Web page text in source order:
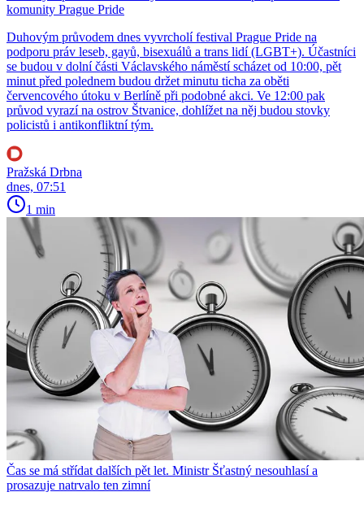
komunity Prague Pride
Duhovým průvodem dnes vyvrcholí festival Prague Pride na
podporu práv leseb, gayů, bisexuálů a trans lidí (LGBT+). Účastníci
se budou v dolní části Václavského náměstí scházet od 10:00, pět
minut před polednem budou držet minutu ticha za oběti
červencového útoku v Berlíně při podobné akci. Ve 12:00 pak
průvod vyrazí na ostrov Štvanice, dohlížet na něj budou stovky
policistů i antikonfliktní tým.
Pražská Drbna
dnes, 07:51
1 min
Čas se má střídat dalších pět let. Ministr Šťastný nesouhlasí a
prosazuje natrvalo ten zimní